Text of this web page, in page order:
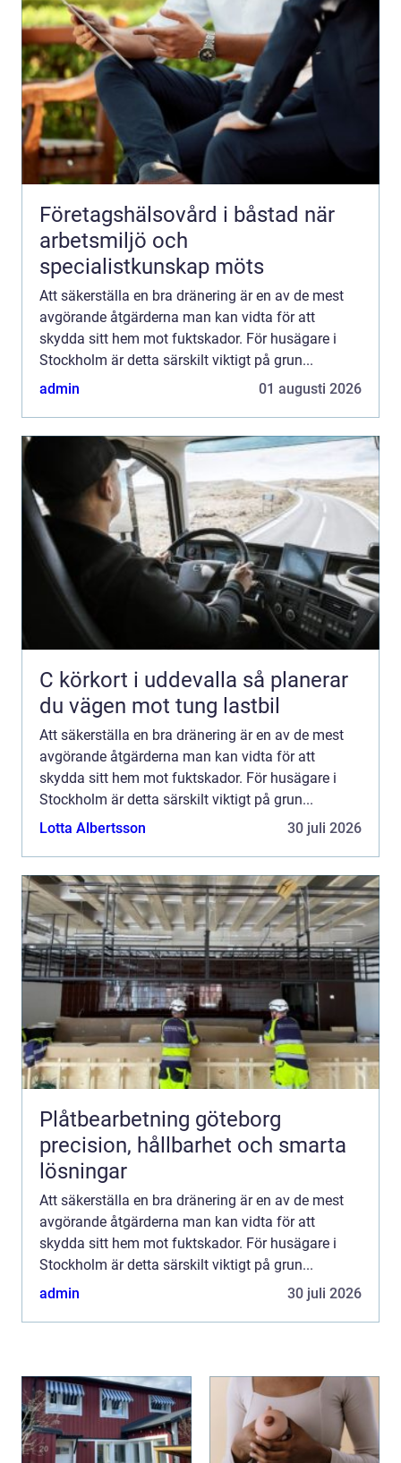
Företagshälsovård i båstad när
arbetsmiljö och
specialistkunskap möts
Att säkerställa en bra dränering är en av de mest
avgörande åtgärderna man kan vidta för att
skydda sitt hem mot fuktskador. För husägare i
Stockholm är detta särskilt viktigt på grun...
admin
01 augusti 2026
C körkort i uddevalla så planerar
du vägen mot tung lastbil
Att säkerställa en bra dränering är en av de mest
avgörande åtgärderna man kan vidta för att
skydda sitt hem mot fuktskador. För husägare i
Stockholm är detta särskilt viktigt på grun...
Lotta Albertsson
30 juli 2026
Plåtbearbetning göteborg
precision, hållbarhet och smarta
lösningar
Att säkerställa en bra dränering är en av de mest
avgörande åtgärderna man kan vidta för att
skydda sitt hem mot fuktskador. För husägare i
Stockholm är detta särskilt viktigt på grun...
admin
30 juli 2026